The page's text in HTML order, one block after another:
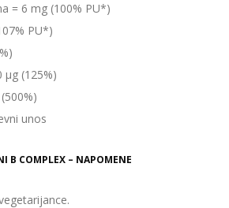
= 6 mg (100% PU*)
PU*)
µg (125%)
unos
B COMPLEX – NAPOMENE